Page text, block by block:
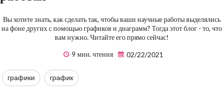
Вы хотите знать, как сделать так, чтобы ваши научные работы выделялись
на фоне других с помощью графиков и диаграмм? Тогда этот блог - то, что
вам нужно. Читайте его прямо сейчас!
9 мин. чтения
02/22/2021
графики график